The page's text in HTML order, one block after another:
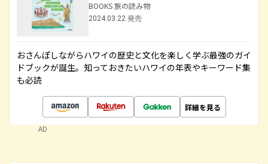
BOOKS 旅の読み物
2024.03.22 発売
おさんぽしながらハワイの歴史と文化を楽しく学ぶ最強のガイ
ドブックが誕生。知っておきたいハワイの年表やキーワード集
も必読
詳細を見る
AD